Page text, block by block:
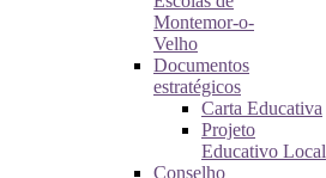
Montemor-o-
Velho
Documentos
estratégicos
Carta Educativa
Projeto
Educativo Local
Conselho